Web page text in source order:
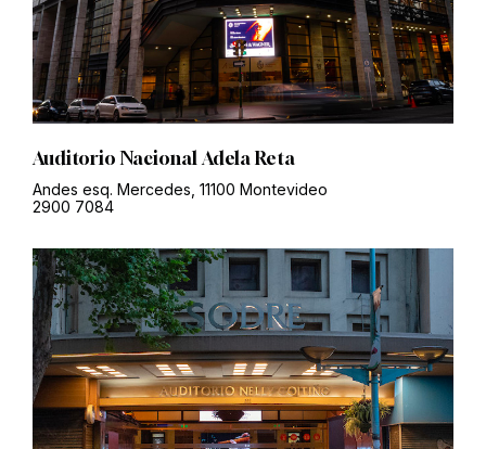
Auditorio Nacional Adela Reta
Andes esq. Mercedes, 11100 Montevideo
2900 7084